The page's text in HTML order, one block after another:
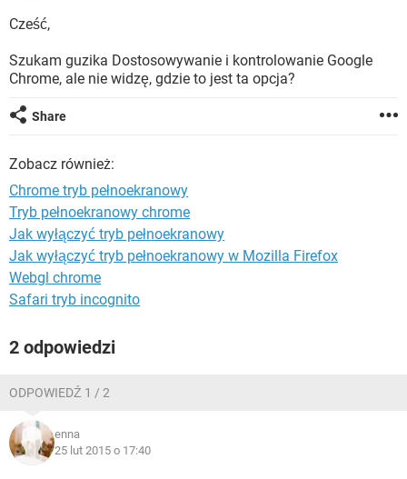
WINDOWS 10
WINDOWS 10
GRY
SPOTIFY NETFLIX
INSTAGRAM FACEBOOK
WINDOWS 10
Cześć,
Szukam guzika Dostosowywanie i kontrolowanie Google
Chrome, ale nie widzę, gdzie to jest ta opcja?
Share
Zobacz również:
Chrome tryb pełnoekranowy
Tryb pełnoekranowy chrome
Jak wyłączyć tryb pełnoekranowy
Jak wyłączyć tryb pełnoekranowy w Mozilla Firefox
Webgl chrome
Safari tryb incognito
2 odpowiedzi
ODPOWIEDŹ 1 / 2
enna
25 lut 2015 o 17:40